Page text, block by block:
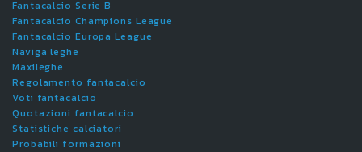
Fantacalcio Serie B
Fantacalcio Champions League
Fantacalcio Europa League
Naviga leghe
Maxileghe
Regolamento fantacalcio
Voti fantacalcio
Quotazioni fantacalcio
Statistiche calciatori
Probabili formazioni